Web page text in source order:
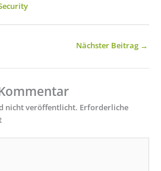
Nächster Beitrag →
nicht veröffentlicht. Erforderliche